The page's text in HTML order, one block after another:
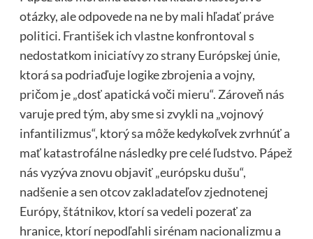
otázky, ale odpovede na ne by mali hľadať práve
politici. František ich vlastne konfrontoval s
nedostatkom iniciatívy zo strany Európskej únie,
ktorá sa podriaďuje logike zbrojenia a vojny,
pričom je „dosť apatická voči mieru“. Zároveň nás
varuje pred tým, aby sme si zvykli na „vojnový
infantilizmus“, ktorý sa môže kedykoľvek zvrhnúť a
mať katastrofálne následky pre celé ľudstvo. Pápež
nás vyzýva znovu objaviť „európsku dušu“,
nadšenie a sen otcov zakladateľov zjednotenej
Európy, štátnikov, ktorí sa vedeli pozerať za
hranice, ktorí nepodľahli sirénam nacionalizmu a